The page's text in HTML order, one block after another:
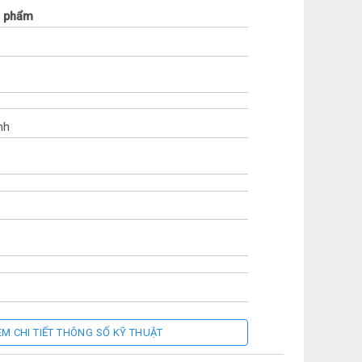
phẩm
CHI TIẾT THÔNG SỐ KỸ THUẬT